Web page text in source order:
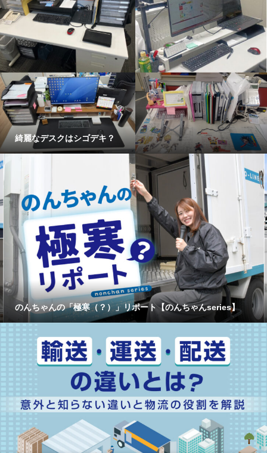
綺麗なデスクはシゴデキ？
のんちゃんの「極寒（？）」リポート【のんちゃんseries】